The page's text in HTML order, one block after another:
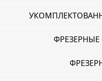
ФРЕЗЕРНЫЕ